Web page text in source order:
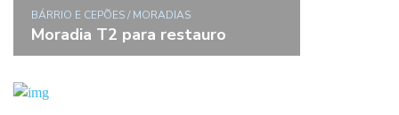
BÁRRIO E CEPÕES / MORADIAS
Moradia T2 para restauro